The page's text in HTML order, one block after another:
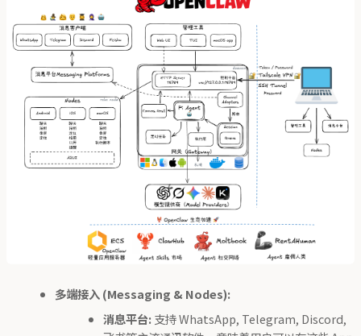
多端接入 (Messaging & Nodes):
消息平台: 支持 WhatsApp, Telegram, Discord,